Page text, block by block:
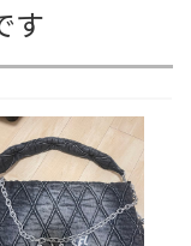
す